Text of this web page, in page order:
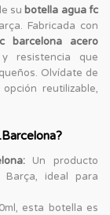
subotella agua fc
Fabricada con
barcelona acero
resistencia que
Olvídate de
reutilizable,
Un producto
ideal para
esta botella es